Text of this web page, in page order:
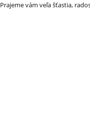
Prajeme vám veľa šťastia,